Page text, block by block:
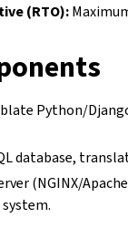
(RTO):
Python/
database,
(NGINX/